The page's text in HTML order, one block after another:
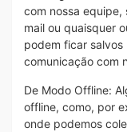
com nossa equipe,
mail ou quaisquer
podem ficar
comunicação com
De Modo Offline:
offline, como, por
onde podemos